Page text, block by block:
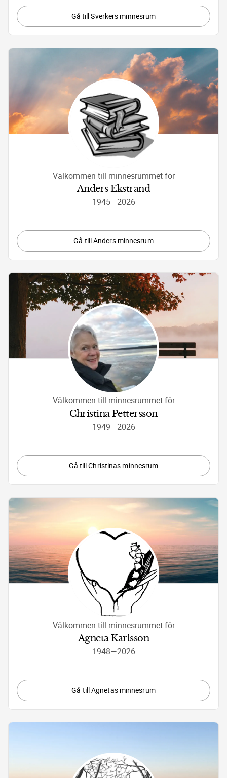
Gå till Sverkers minnesrum
Välkommen till minnesrummet för
Anders Ekstrand
1945—2026
Gå till Anders minnesrum
Välkommen till minnesrummet för
Christina Pettersson
1949—2026
Gå till Christinas minnesrum
Välkommen till minnesrummet för
Agneta Karlsson
1948—2026
Gå till Agnetas minnesrum